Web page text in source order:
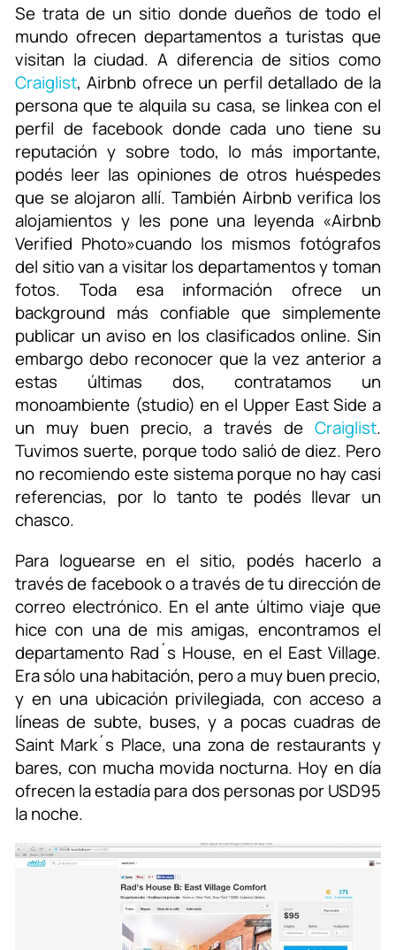
Se trata de un sitio donde dueños de todo el
mundo ofrecen departamentos a turistas que
visitan la ciudad. A diferencia de sitios como
Craiglist, Airbnb ofrece un perfil detallado de la
persona que te alquila su casa, se linkea con el
perfil de facebook donde cada uno tiene su
reputación y sobre todo, lo más importante,
podés leer las opiniones de otros huéspedes
que se alojaron allí. También Airbnb verifica los
alojamientos y les pone una leyenda «Airbnb
Verified Photo»cuando los mismos fotógrafos
del sitio van a visitar los departamentos y toman
fotos. Toda esa información ofrece un
background más confiable que simplemente
publicar un aviso en los clasificados online. Sin
embargo debo reconocer que la vez anterior a
estas últimas dos, contratamos un
monoambiente (studio) en el Upper East Side a
un muy buen precio, a través de Craiglist.
Tuvimos suerte, porque todo salió de diez. Pero
no recomiendo este sistema porque no hay casi
referencias, por lo tanto te podés llevar un
chasco.
Para loguearse en el sitio, podés hacerlo a
través de facebook o a través de tu dirección de
correo electrónico. En el ante último viaje que
hice con una de mis amigas, encontramos el
departamento Rad´s House, en el East Village.
Era sólo una habitación, pero a muy buen precio,
y en una ubicación privilegiada, con acceso a
líneas de subte, buses, y a pocas cuadras de
Saint Mark´s Place, una zona de restaurants y
bares, con mucha movida nocturna. Hoy en día
ofrecen la estadía para dos personas por USD95
la noche.